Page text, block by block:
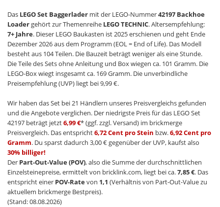
Das LEGO Set Baggerlader mit der LEGO-Nummer42197 Backhoe
Loadergehört zur Themenreihe LEGO TECHNIC. Altersempfehlung:
7+ Jahre. Dieser LEGO Baukasten ist 2025 erschienen und geht Ende
Dezember 2026 aus dem Programm (EOL = End of Life). Das Modell
besteht aus 104 Teilen. Die Bauzeit beträgt weniger als eine Stunde.
Die Teile des Sets ohne Anleitung und Box wiegen ca. 101 Gramm. Die
LEGO-Box wiegt insgesamt ca. 169 Gramm. Die unverbindliche
Preisempfehlung (UVP) liegt bei 9,99 €.
Wir haben das Set bei 21 Händlern unseres Preisvergleichs gefunden
und die Angebote verglichen. Der niedrigste Preis für das LEGO Set
42197 beträgt jetzt6,99 €* (ggf. zzgl. Versand) im brickmerge
Preisvergleich. Das entspricht6,72 Cent pro Stein bzw.6,92 Cent pro
Gramm. Du sparst dadurch 3,00 € gegenüber der UVP, kaufst also
30% billiger!
Der Part-Out-Value (POV), also die Summe der durchschnittlichen
Einzelsteinepreise, ermittelt von bricklink.com, liegt bei ca.7,85 €. Das
entspricht einer POV-Ratevon 1,1 (Verhältnis von Part-Out-Value zu
aktuellem brickmerge Bestpreis).
(Stand: 08.08.2026)